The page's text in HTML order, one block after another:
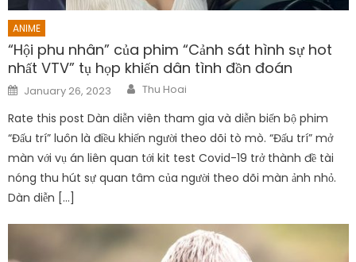
ANIME
“Hội phu nhân” của phim “Cảnh sát hình sự hot
nhất VTV” tụ họp khiến dân tình đồn đoán
Posted
on
January 26, 2023 Author
Thu Hoai
Rate this post Dàn diễn viên tham gia và diễn biến bộ phim
“Đấu trí” luôn là điều khiến người theo dõi tò mò. “Đấu trí” mở
màn với vụ án liên quan tới kit test Covid-19 trở thành đề tài
nóng thu hút sự quan tâm của người theo dõi màn ảnh nhỏ.
Dàn diễn […]